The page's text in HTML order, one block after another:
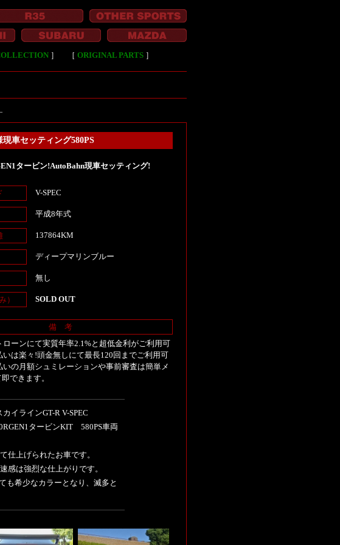
］ ［ ORIGINAL PARTS］
車セッティング580PS
タービン!AutoBahn現車セッティング!
V-SPEC
平成8年式
137864KM
ディープマリンブルー
無し
） SOLD OUT
備 考
ローンにて実質年率2.1%と超低金利がご利用可
いは楽々!頭金無しにて最長120回までご利用可
いの月額シュミレーションや事前審査は簡単メ
できます。
イラインGT-R V-SPEC
タービンKIT 580PS車両
仕上げられたお車です。
感は強烈な仕上がりです。
も希少なカラーとなり、滅多と